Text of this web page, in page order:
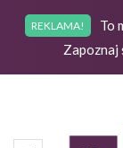
REKLAMA!
To
Zapoznaj